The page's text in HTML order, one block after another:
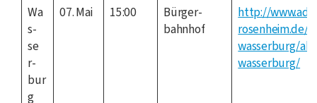
Wa
s­
se
r­
bur
g
07. Mai 15:00
Bür­ger­
bahn­hof
http://
rosenheim.de/
wasserburg/
wasserburg/